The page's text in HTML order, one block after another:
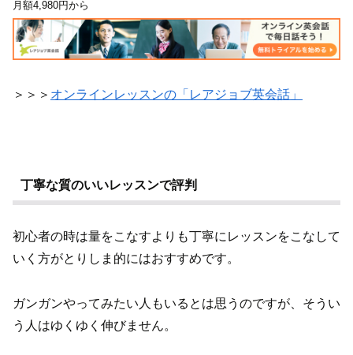
月額4,980円から
＞＞＞ オンラインレッスンの「レアジョブ英会話」
丁寧な質のいいレッスンで評判
初心者の時は量をこなすよりも丁寧にレッスンをこなして
いく方がとりしま的にはおすすめです。
ガンガンやってみたい人もいるとは思うのですが、そうい
う人はゆくゆく伸びません。